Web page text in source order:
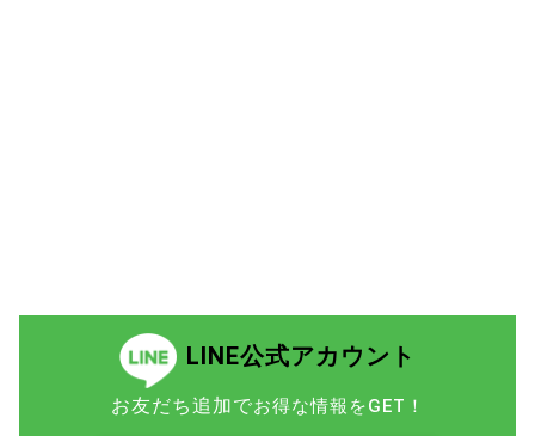
LINE公式アカウント
お友だち追加でお得な情報をGET！